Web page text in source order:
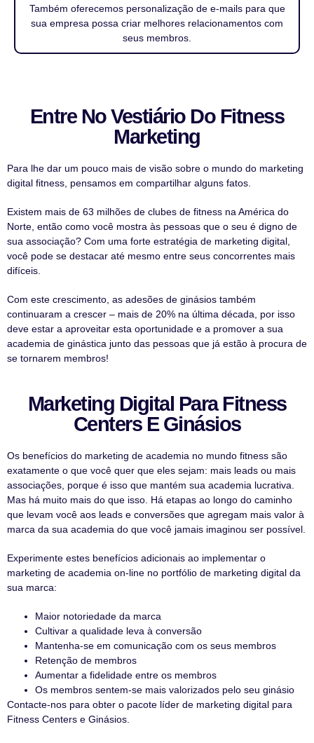
Também oferecemos personalização de e-mails para que
sua empresa possa criar melhores relacionamentos com
seus membros.
Entre No Vestiário Do Fitness
Marketing
Para lhe dar um pouco mais de visão sobre o mundo do marketing
digital fitness, pensamos em compartilhar alguns fatos.
Existem mais de 63 milhões de clubes de fitness na América do
Norte, então como você mostra às pessoas que o seu é digno de
sua associação? Com uma forte estratégia de marketing digital,
você pode se destacar até mesmo entre seus concorrentes mais
difíceis.
Com este crescimento, as adesões de ginásios também
continuaram a crescer – mais de 20% na última década, por isso
deve estar a aproveitar esta oportunidade e a promover a sua
academia de ginástica junto das pessoas que já estão à procura de
se tornarem membros!
Marketing Digital Para Fitness
Centers E Ginásios
Os benefícios do marketing de academia no mundo fitness são
exatamente o que você quer que eles sejam: mais leads ou mais
associações, porque é isso que mantém sua academia lucrativa.
Mas há muito mais do que isso. Há etapas ao longo do caminho
que levam você aos leads e conversões que agregam mais valor à
marca da sua academia do que você jamais imaginou ser possível.
Experimente estes benefícios adicionais ao implementar o
marketing de academia on-line no portfólio de marketing digital da
sua marca:
Maior notoriedade da marca
Cultivar a qualidade leva à conversão
Mantenha-se em comunicação com os seus membros
Retenção de membros
Aumentar a fidelidade entre os membros
Os membros sentem-se mais valorizados pelo seu ginásio
Contacte-nos para obter o pacote líder de marketing digital para
Fitness Centers e Ginásios.